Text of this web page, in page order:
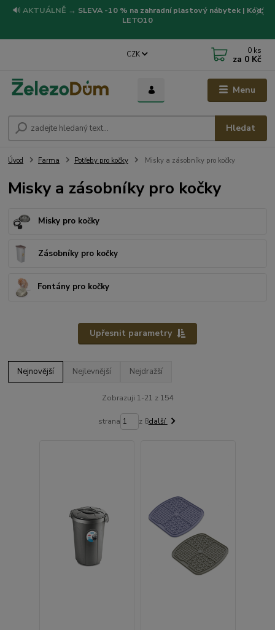
🔊 AKTUÁLNĚ → SLEVA -10 % na zahradní plastový nábytek | Kód:
LETO10
Menu
CZK
Hledat
0 ks
za 0 Kč
Úvod Farma Potřeby pro kočky Misky a zásobníky pro kočky
Misky a zásobníky pro kočky
Misky pro kočky
Zásobníky pro kočky
Fontány pro kočky
Upřesnit parametry
Nejnovější Nejlevnější Nejdražší
Zobrazuji 1-21 z 154
strana z 8další